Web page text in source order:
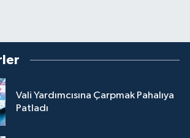
Vali Yardımcısına Çarpmak Pahalıya
Patladı